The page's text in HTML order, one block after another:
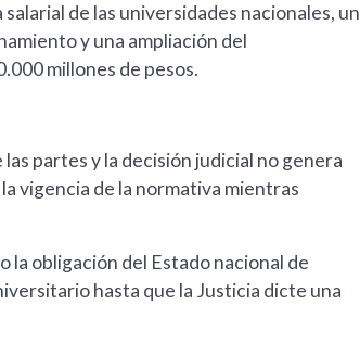
de las universidades nacionales, un
y una ampliación del
millones de pesos.
partes y la decisión judicial no genera
vigencia de la normativa mientras
la obligación del Estado nacional de
hasta que la Justicia dicte una